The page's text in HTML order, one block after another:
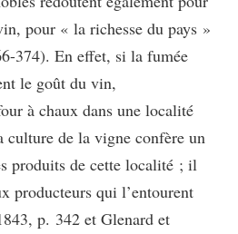
pour « la richesse du pays »
374). En effet, si la fumée
le goût du vin,
à chaux dans une localité
culture de la vigne confère un
produits de cette localité ; il
producteurs qui l’entourent
p. 342 et Glenard et